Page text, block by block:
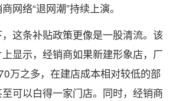
网络“退网潮”持续上演。
这条补贴政策更像是一股清流。该
显示，经销商如果新建形象店，厂
万之多，在建店成本相对较低的部
可以白得一家门店。同时，经销商